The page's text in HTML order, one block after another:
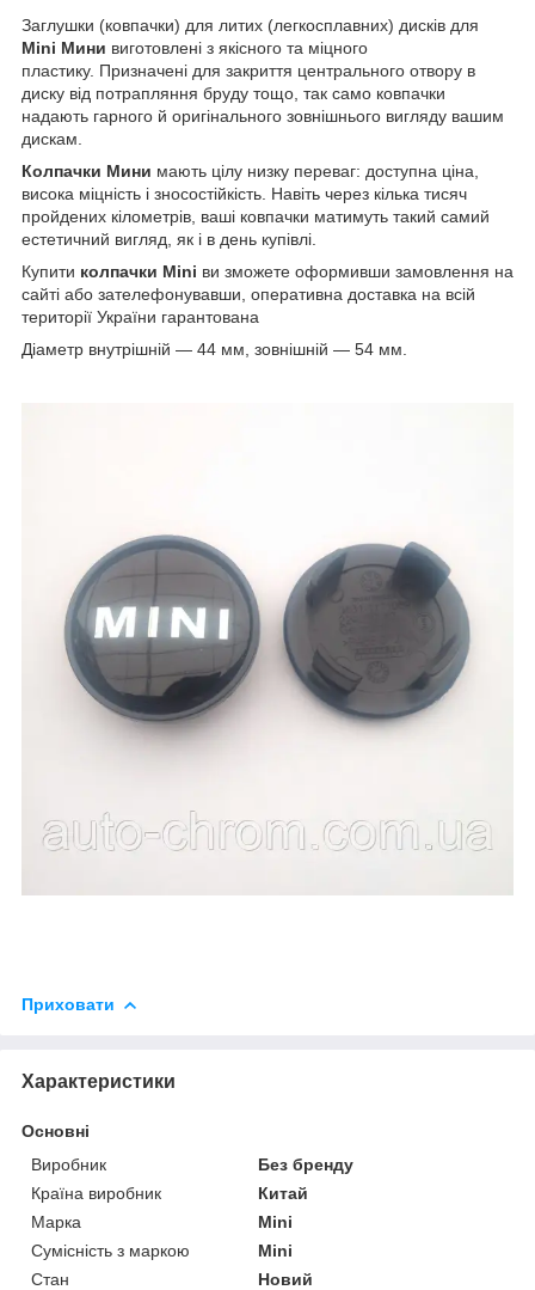
Заглушки (ковпачки) для литих (легкосплавних) дисків для
Mini Мини виготовлені з якісного та міцного
пластику. Призначені для закриття центрального отвору в
диску від потрапляння бруду тощо, так само ковпачки
надають гарного й оригінального зовнішнього вигляду вашим
дискам.
Колпачки Мини мають цілу низку переваг: доступна ціна,
висока міцність і зносостійкість. Навіть через кілька тисяч
пройдених кілометрів, ваші ковпачки матимуть такий самий
естетичний вигляд, як і в день купівлі.
Купити колпачки Mini ви зможете оформивши замовлення на
сайті або зателефонувавши, оперативна доставка на всій
території України гарантована
Діаметр внутрішній — 44 мм, зовнішній — 54 мм.
Приховати
Характеристики
Основні
Виробник
Без бренду
Країна виробник
Китай
Марка
Mini
Сумісність з маркою
Mini
Стан
Новий